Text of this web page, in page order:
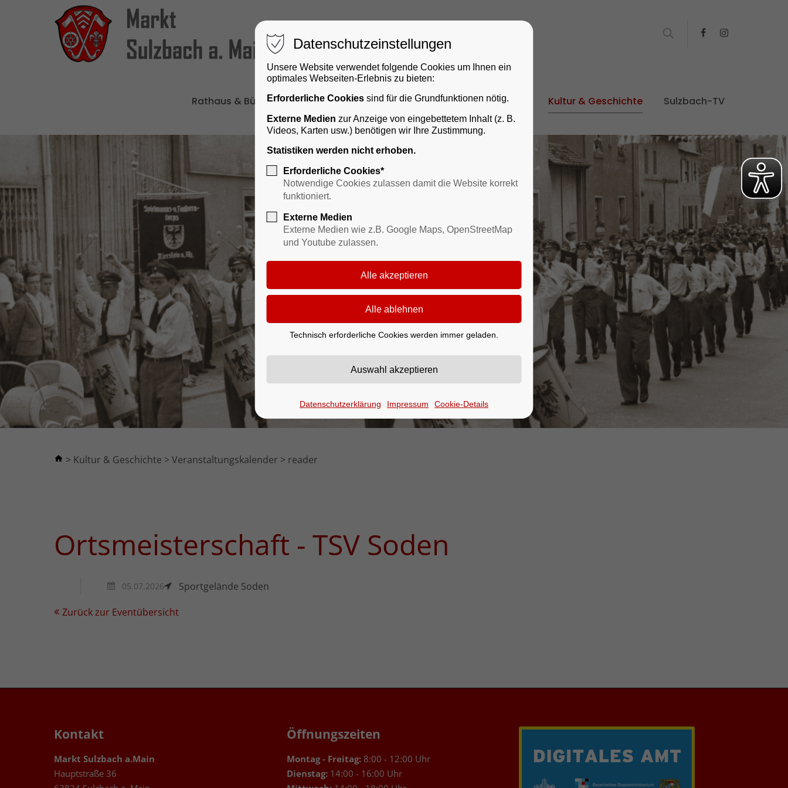
Rathaus & Bürgerservice Bauen & Gewerbe Verkehr Freizeit Kultur & Geschichte Sulzbach-TV
Kultur & Geschichte Veranstaltungskalender reader
Ortsmeisterschaft - TSV Soden
05.07.2026
Sportgelände Soden
Zurück zur Eventübersicht
Kontakt
Markt Sulzbach a.Main
Hauptstraße 36
Öffnungszeiten
Montag - Freitag: 8:00 - 12:00 Uhr
Dienstag: 14:00 - 16:00 Uhr
Datenschutzeinstellungen
Unsere Website verwendet folgende Cookies um Ihnen ein
optimales Webseiten-Erlebnis zu bieten:
Erforderliche Cookiessind für die Grundfunktionen nötig.
Externe Medien zur Anzeige von eingebettetem Inhalt (z. B.
Videos, Karten usw.) benötigen wir Ihre Zustimmung.
Statistiken werden nicht erhoben.
Erforderliche Cookies*
Notwendige Cookies zulassen damit die Website korrekt
funktioniert.
Externe Medien
Externe Medien wie z.B. Google Maps, OpenStreetMap
und Youtube zulassen.
Technisch erforderliche Cookies werden immer geladen.
Datenschutzerklärung Impressum Cookie-Details